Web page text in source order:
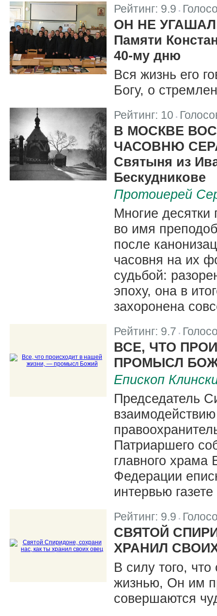
Рейтинг: 9.9
ОН НЕ
Памяти
40-му дню
Вся жизнь его
Богу, о
Рейтинг: 10
В МОСКВЕ
ЧАСОВНЮ
Святыня из
Бескудникове
Протоиерей
Многие
во имя
после
часовня на их
судьбой:
эпоху, она в
захоронена
Рейтинг: 9.7
ВСЕ, ЧТО
ПРОМЫСЛ
Епископ
Председатель
Патриаршего
главного храма
Федерации
интервью
Рейтинг: 9.9
СВЯТОЙ
ХРАНИЛ
В силу того,
жизнью, Он им
совершаются